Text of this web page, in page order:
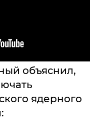
объяснил,
ядерного